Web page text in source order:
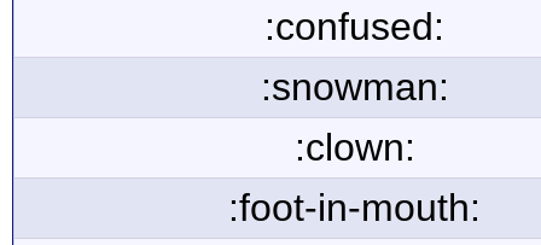
:confused:
:snowman:
:clown:
:foot-in-mouth: